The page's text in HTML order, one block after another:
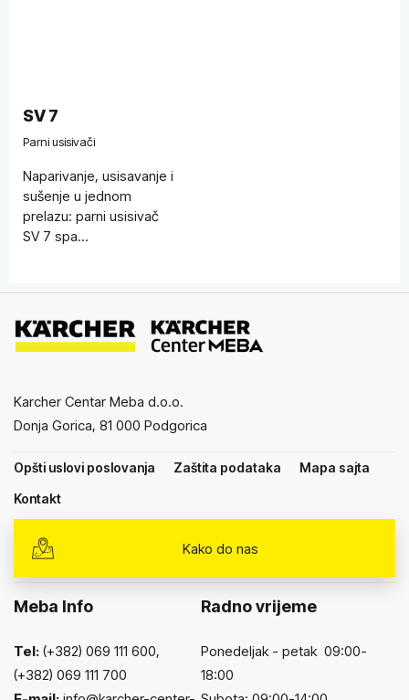
SV 7
Parni usisivači
Naparivanje, usisavanje i
sušenje u jednom
prelazu: parni usisivač
SV 7 spa...
Karcher Centar Meba d.o.o.
Donja Gorica, 81 000 Podgorica
Opšti uslovi poslovanja Zaštita podataka
Mapa sajta
Kontakt
Kako do nas
Meba Info
Tel: (+382) 069 111 600,
(+382) 069 111 700
Radno vrijeme
Ponedeljak - petak 09:00-
18:00